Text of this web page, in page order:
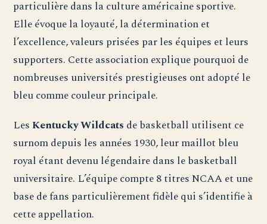
particulière dans la culture américaine sportive.
Elle évoque la loyauté, la détermination et
l’excellence, valeurs prisées par les équipes et leurs
supporters. Cette association explique pourquoi de
nombreuses universités prestigieuses ont adopté le
bleu comme couleur principale.
LesKentucky Wildcats de basketball utilisent ce
surnom depuis les années 1930, leur maillot bleu
royal étant devenu légendaire dans le basketball
universitaire. L’équipe compte 8 titres NCAA et une
base de fans particulièrement fidèle qui s’identifie à
cette appellation.